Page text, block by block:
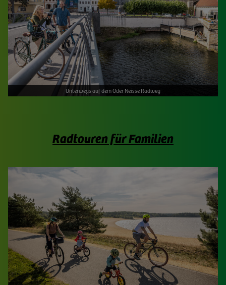
Unterwegs auf dem Oder Neisse Radweg
Radtouren für Familien